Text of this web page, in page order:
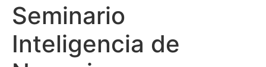
Seminario
Inteligencia de